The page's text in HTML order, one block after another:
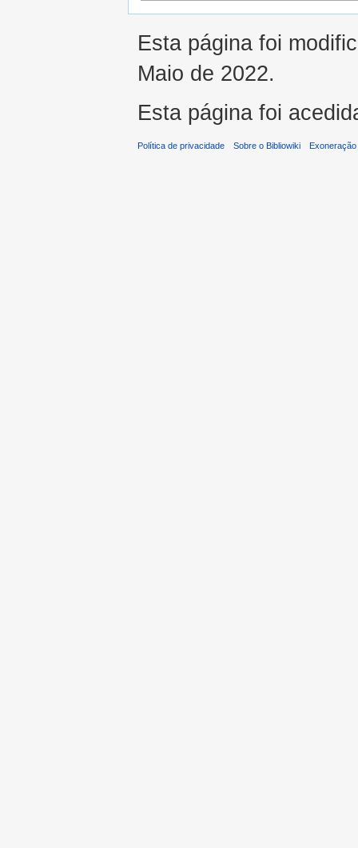
Esta página foi
Maio de 2022.
Esta página foi
Política de privacidade Sobre o Bibliowiki